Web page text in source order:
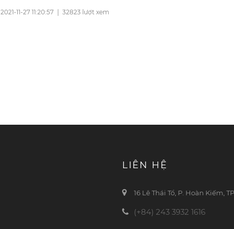
2021-11-27 11:20:57 32823 lượt xem
LIÊN HỆ
16 Lê Thái Tổ, P. Hoàn Kiếm,
(+84) 243 3932 1616